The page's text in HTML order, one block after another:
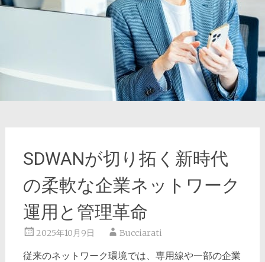
ッ
SDWANが切り拓く新時代
の柔軟な企業ネットワーク
運用と管理革命
2025年10月9日 Bucciarati
従来のネットワーク環境では、専用線や一部の企業